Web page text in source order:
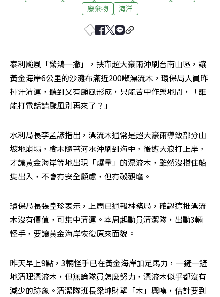
廢棄物
海洋
泰利颱風「驚鴻一撇」，挾帶超大豪雨沖刷台南山區，讓
黃金海岸6公里的沙灘布滿近200噸漂流木，環保局人員昨
揮汗清運，聽到又有颱風形成，只能苦中作樂地問，「誰
能打電話請颱風別再來了？」
水利局長李孟諺指出，漂流木通常是超大豪雨導致部分山
坡地崩塌，樹木隨著河水沖刷到海中，後遭大浪打上岸，
才讓黃金海岸等地出現「爆量」的漂流木，雖然沒擋住船
隻出入，不會有安全顧慮，但有礙觀瞻。
環保局長張皇珍表示，上周已通報林務局，確認這批漂流
木沒有價值，可集中清運。本周起動員清潔隊，出動3輛
怪手，要讓黃金海岸恢復原來面貌。
昨天早上9點，3輛怪手已在黃金海岸加足馬力，一鏟一鏟
地清理漂流木，但無論隊員怎麼努力，漂流木似乎都沒有
減少的跡象。清潔隊班長梁坤財望「木」興嘆，估計要到